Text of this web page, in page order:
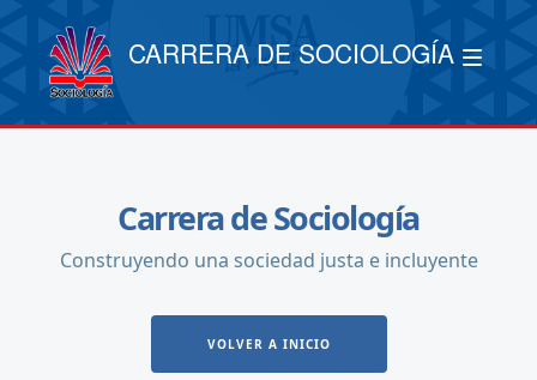
CARRERA DE SOCIOLOGÍA
Carrera de Sociología
Construyendo una sociedad justa e incluyente
VOLVER A INICIO